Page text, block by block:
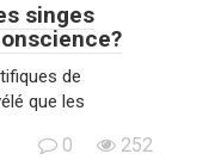
singes
de
que les
0 252